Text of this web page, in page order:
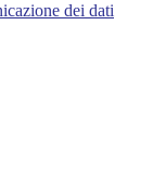
dei dati